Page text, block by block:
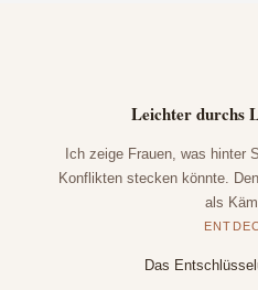
Leichter durchs
Ich zeige Frauen, was hinter
Konflikten stecken könnte.
als
Das